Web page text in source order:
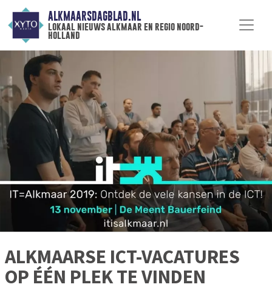
ALKMAARSDAGBLAD.NL
lokaal nieuws alkmaar en regio noord-
holland
ALKMAARSE ICT-VACATURES
OP ÉÉN PLEK TE VINDEN